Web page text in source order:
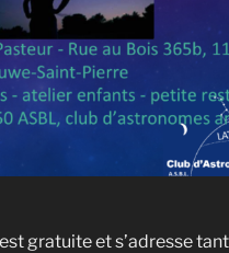
gratuite et s’adresse